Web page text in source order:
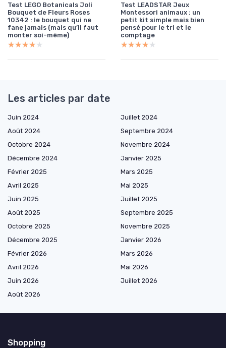
Test LEGO Botanicals Joli
Bouquet de Fleurs Roses
10342 : le bouquet qui ne
fane jamais (mais qu’il faut
monter soi-même)
★★★★★
★★★★★
Test LEADSTAR Jeux
Montessori animaux : un
petit kit simple mais bien
pensé pour le tri et le
comptage
★★★★★
★★★★★
Les articles par date
Juin 2024
Juillet 2024
Août 2024
Septembre 2024
Octobre 2024
Novembre 2024
Décembre 2024
Janvier 2025
Février 2025
Mars 2025
Avril 2025
Mai 2025
Juin 2025
Juillet 2025
Août 2025
Septembre 2025
Octobre 2025
Novembre 2025
Décembre 2025
Janvier 2026
Février 2026
Mars 2026
Avril 2026
Mai 2026
Juin 2026
Juillet 2026
Août 2026
Shopping